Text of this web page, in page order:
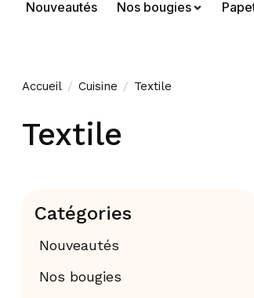
Nouveautés Nos bougies
Accueil / Cuisine / Textile
Textile
Catégories
Nouveautés
Nos bougies